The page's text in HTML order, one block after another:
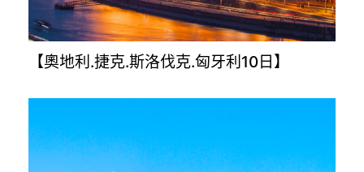
【奧地利.捷克.斯洛伐克.匈牙利10日】